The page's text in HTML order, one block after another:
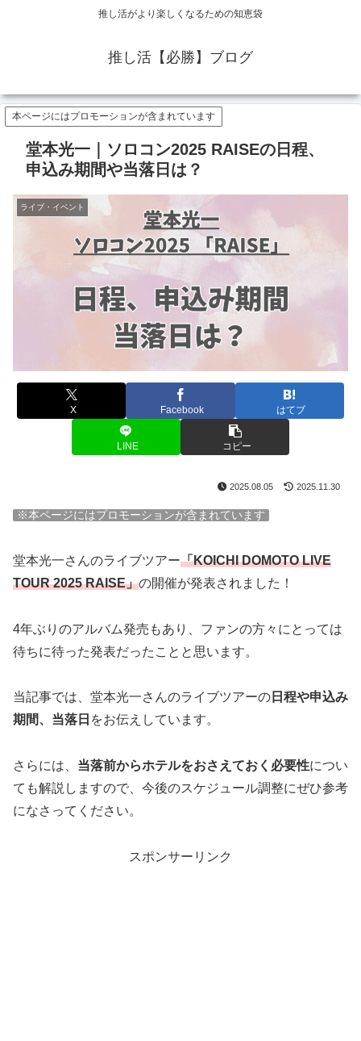
推し活がより楽しくなるための知恵袋
推し活【必勝】ブログ
本ページにはプロモーションが含まれています
堂本光一｜ソロコン2025 RAISEの日程、
申込み期間や当落日は？
ライブ・イベント
X Facebook はてブ
LINE コピー
2025.08.05 2025.11.30
※本ページにはプロモーションが含まれています
堂本光一さんのライブツアー「KOICHI DOMOTO LIVE
TOUR 2025 RAISE」の開催が発表されました！
4年ぶりのアルバム発売もあり、ファンの方々にとっては
待ちに待った発表だったことと思います。
当記事では、堂本光一さんのライブツアーの 日程や申込み
期間、当落日 をお伝えしています。
さらには、 当落前からホテルをおさえておく必要性につい
ても解説しますので、 今後のスケジュール調整にぜひ参考
になさってください。
スポンサーリンク